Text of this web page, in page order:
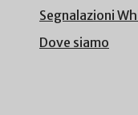
Segnalazioni
Dove siamo